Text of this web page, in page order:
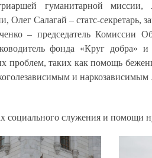
гуманитарной
Олег Салагай – статс-секретарь,
– председатель Комиссии
фонда «Круг добра»
проблем, таких как помощь
и
социального служения и